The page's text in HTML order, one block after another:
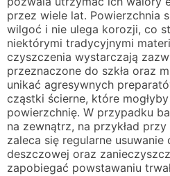
przez wiele lat. Powierzchnia
wilgoć i nie ulega korozji, co
niektórymi tradycyjnymi
czyszczenia wystarczają
przeznaczone do szkła oraz
unikać agresywnych
cząstki ścierne, które
powierzchnię. W przypadku
na zewnątrz, na przykład
zaleca się regularne
deszczowej oraz
zapobiegać powstawaniu